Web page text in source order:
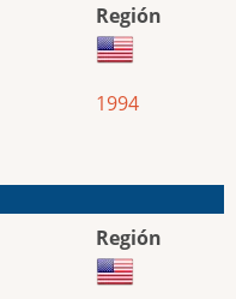
Región
1994
Región